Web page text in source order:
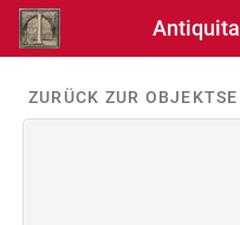
ZURÜCK ZUR